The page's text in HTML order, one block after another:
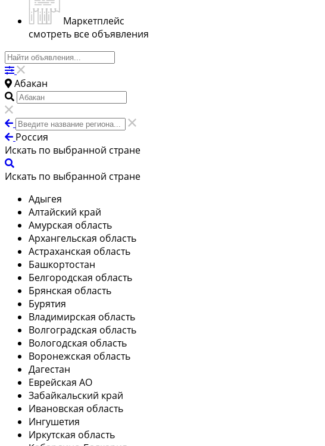
Маркетплейс
смотреть все объявления
Абакан
Россия
Искать по выбранной стране
Искать по выбранной стране
Адыгея
Алтайский край
Амурская область
Архангельская область
Астраханская область
Башкортостан
Белгородская область
Брянская область
Бурятия
Владимирская область
Волгоградская область
Вологодская область
Воронежская область
Дагестан
Еврейская АО
Забайкальский край
Ивановская область
Ингушетия
Иркутская область